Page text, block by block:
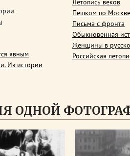
явным
Из истории
Летопись веков
Пешком по Москве
Письма с фронта
Обыкновенная
Женщины в
Российская
ОДНОЙ